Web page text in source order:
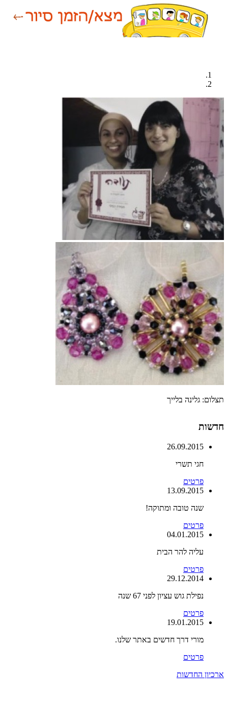
תצלום: גלינה בלייך
חדשות
26.09.2015
חגי תשרי
פרטים
13.09.2015
שנה טובה ומתוקה!
פרטים
04.01.2015
עליה להר הבית
פרטים
29.12.2014
נפילת גוש עציון לפני 67 שנה
פרטים
19.01.2015
מורי דרך חדשים באתר שלנו.
פרטים
ארכיון החדשות